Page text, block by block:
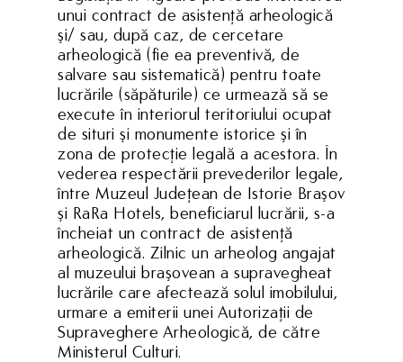
unui contract de asistenţă arheologică
şi/ sau, după caz, de cercetare
arheologică (fie ea preventivă, de
salvare sau sistematică) pentru toate
lucrările (săpăturile) ce urmează să se
execute în interiorul teritoriului ocupat
de situri şi monumente istorice şi în
zona de protecţie legală a acestora. În
vederea respectării prevederilor legale,
între Muzeul Judeţean de Istorie Braşov
şi RaRa Hotels, beneficiarul lucrării, s-a
încheiat un contract de asistenţă
arheologică. Zilnic un arheolog angajat
al muzeului braşovean a supravegheat
lucrările care afectează solul imobilului,
urmare a emiterii unei Autorizaţii de
Supraveghere Arheologică, de către
Ministerul Culturi.